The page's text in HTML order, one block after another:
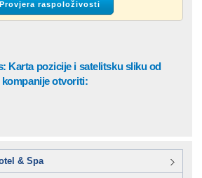
Karta pozicije i satelitsku sliku od
kompanije otvoriti:
& Spa